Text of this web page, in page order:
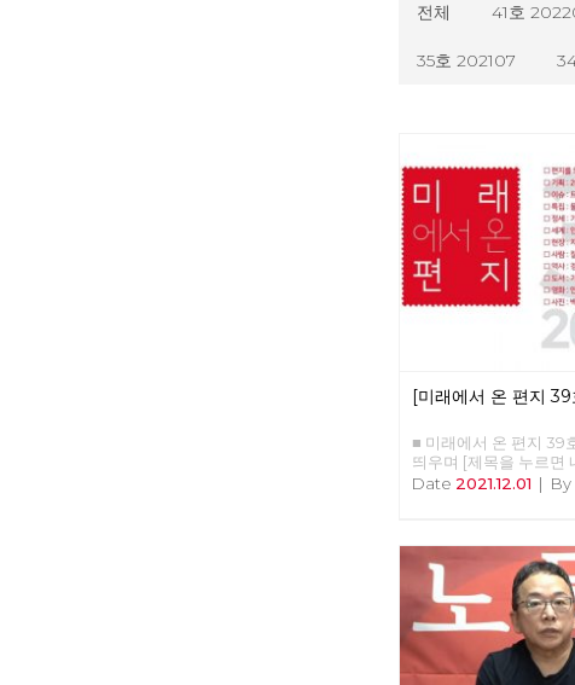
전체 41호
35호 202107
[미래에서 온 편지
■ 미래에서 온 편지 39
띄우며 [제목을 누르면
다.] □ 편지를 띄우며 □
아래로부터의 주민자
파적인 시상식, 레드 어
사람 : 질문을 품은 아나
사 : 경성의 재발견 05
후불평등 극복을 위한
바라보는 세상 - 지옥 □
로의 여정
Date 2021.12.01 | By